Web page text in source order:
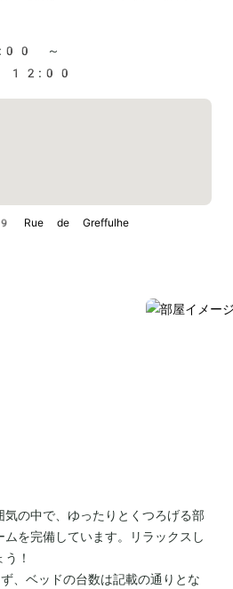
～
12:00
de Greffulhe
の中で、ゆったりとくつろげる部
を完備しています。リラックスし
！
、ベッドの台数は記載の通りとな